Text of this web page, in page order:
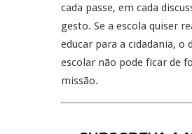
cada passe, em cada
gesto. Se a escola quiser
educar para a cidadania, o
escolar não pode ficar de
missão.